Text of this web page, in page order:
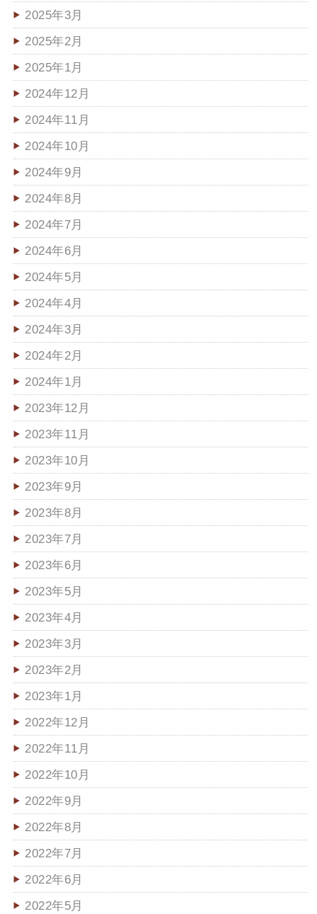
2025年3月
2025年2月
2025年1月
2024年12月
2024年11月
2024年10月
2024年9月
2024年8月
2024年7月
2024年6月
2024年5月
2024年4月
2024年3月
2024年2月
2024年1月
2023年12月
2023年11月
2023年10月
2023年9月
2023年8月
2023年7月
2023年6月
2023年5月
2023年4月
2023年3月
2023年2月
2023年1月
2022年12月
2022年11月
2022年10月
2022年9月
2022年8月
2022年7月
2022年6月
2022年5月